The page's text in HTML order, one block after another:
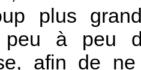
plus
peu à peu
afin de